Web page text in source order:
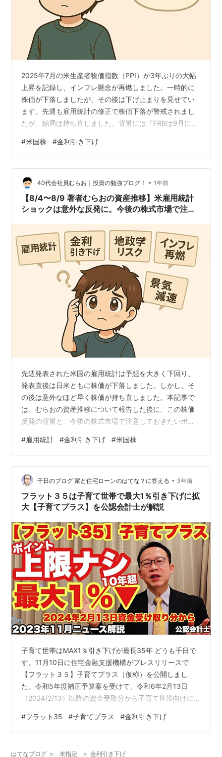
2025年7月の米生産者物価指数（PPI）が3年ぶりの大幅
上昇を記録し、インフレ懸念が再燃しました。一時的に
株価が下落しましたが、その後は下げ止まりを見せてい
ます。先週も雇用統計の修正で株価下落が警戒されまし
たが、結局は持ち直しました。背景には「FRBは9月に利
す。本記事では、著者むらおの今週の資産推移ととも
に、今後の展望を解説します。 むらおの資産推移
PPI（米生産者物価指数）上昇と株価への影響 FRBの利下
げ観測が支える市場 投資家が注目すべきポイント まと
め：秋にかけての展望 むらおの資産推移 先週は雇用統計
の下落があったものの、その下…
#米国株 #金利引き下げ
40代会社員むらお｜投資の勉強ブログ！ • 1年前
【8/4〜8/9 著者むらおの資産推移】米雇用統計
ショックは意外な反発に。今後の株式市場で注意
先週発表された米国の雇用統計は予想を大きく下回り、
発表直後は日米ともに株価が下落しました。しかし、そ
の後は意外なほど早く株価が持ち直しました。本記事で
は、むらおの資産推移について報告した後に、この株価
反発の背景と、今後の株式市場で注意しておきたいポイ
計ショックが小さく済んだ理由は利下げ期待 今後の株式
市場で気をつけておきたいこと まとめ：冷静な投資判断
で好機を活かす 著者むらおの今週の資産推移 雇用統計シ
ョックによって週明けは2%以上の下落でしたが、週末に
かけて持ち替えしてきました。 著者むらおの今週の資産
推移 これまでの資産推移 運用資金…
#雇用統計 #金利引き下げ #米国株
千日のブログ 家と住宅ローンのはてな？に答える • 3年前
フラット３５は子育て世帯で最大1％引き下げに拡
大【子育てプラス】を公認会計士が解説
子育て世帯はMAX1％引き下げが最長35年 どうも千日で
す。11月10日に住宅金融支援機構がプレスリリースで
【フラット３５】子育てプラス（仮称）を公開しまし
た。令和5年度補正予算案を受けて、令和6年2月13日
（2024/2/13）以降の資金受取分から子育て世帯向けに
す。 金利引き下げ幅を最大年１％に拡充 子育てプラスを
利用する場合は、合計ポイントの上限を撤廃 YouTubeで
#フラット35 #子育てプラス #金利引き下げ
はてなブログ > 未指定 > 金利引き下げ